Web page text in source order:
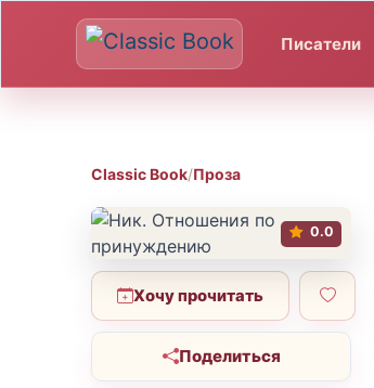
Писатели
Classic Book/Проза
0.0
Хочу прочитать
Поделиться